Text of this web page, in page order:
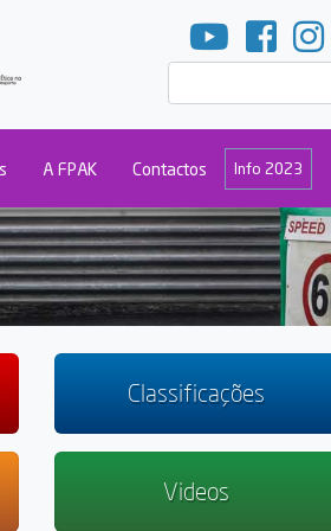
A FPAK Contactos Info 2023
Classificações
Videos